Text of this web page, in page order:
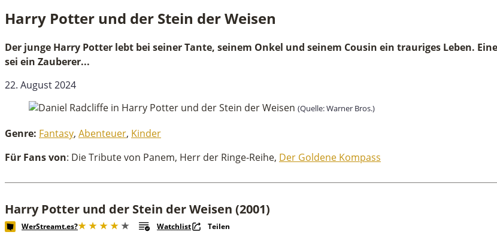
Filme
Harry Potter und der Stein der Weisen
Der junge Harry Potter lebt bei seiner Tante, seinem Onkel und seinem Cousin ein trauriges Leben.
sei ein Zauberer...
22. August 2024
(Quelle: Warner Bros.)
Genre: Fantasy, Abenteuer, Kinder
Für Fans von: Die Tribute von Panem, Herr der Ringe-Reihe, Der Goldene Kompass
Harry Potter und der Stein der Weisen (2001)
WerStreamt.es? Watchlist Teilen